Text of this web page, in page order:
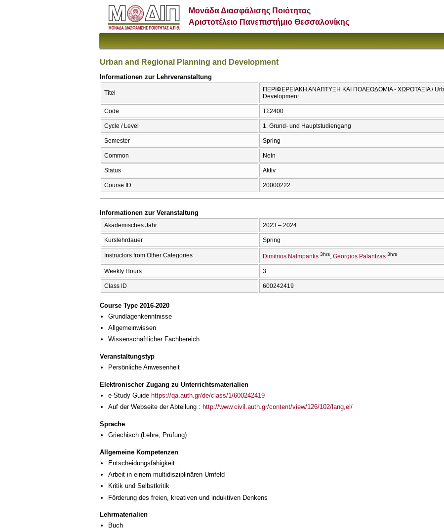
Μονάδα Διασφάλισης Ποιότητας
Αριστοτέλειο Πανεπιστήμιο Θεσσαλονίκης
Urban and Regional Planning and Development
Informationen zur Lehrveranstaltung
Titel
ΠΕΡΙΦΕΡΕΙΑΚΗ ΑΝΑΠΤΥΞΗ ΚΑΙ ΠΟΛΕΟΔΟΜΙΑ - ΧΩΡΟΤΑΞΙΑ /
Development
Code ΤΣ2400
Cycle / Level 1. Grund- und Hauptstudiengang
Semester Spring
Common Nein
Status Aktiv
Course ID 20000222
Informationen zur Veranstaltung
Akademisches Jahr 2023 – 2024
Kurslehrdauer Spring
Instructors from Other Categories Dimitrios Nalmpantis 3hrs Georgios Palantzas 3hrs
Weekly Hours 3
Class ID 600242419
Course Type 2016-2020
Grundlagenkenntnisse
Allgemeinwissen
Wissenschaftlicher Fachbereich
Veranstaltungstyp
Persönliche Anwesenheit
Elektronischer Zugang zu Unterrichtsmaterialien
e-Study Guide https://qa.auth.gr/de/class/1/600242419
Auf der Webseite der Abteilung : http://www.civil.auth.gr/content/view/126/102/lang,el/
Sprache
Griechisch (Lehre, Prüfung)
Allgemeine Kompetenzen
Entscheidungsfähigkeit
Arbeit in einem multidisziplinären Umfeld
Kritik und Selbstkritik
Förderung des freien, kreativen und induktiven Denkens
Lehrmaterialien
Buch